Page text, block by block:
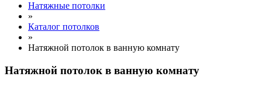
Натяжные потолки
»
Каталог потолков
»
Натяжной потолок в ванную комнату
Натяжной потолок в ванную комнату